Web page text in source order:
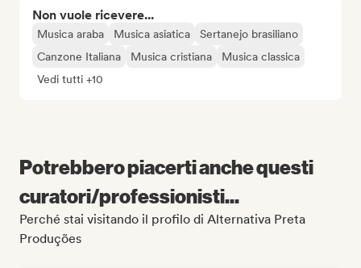
Non vuole ricevere...
Musica araba Musica asiatica
Sertanejo brasiliano
Canzone Italiana
Musica cristiana
Musica classica
Vedi tutti +10
Potrebbero piacerti anche questi
curatori/professionisti...
Perché stai visitando il profilo di Alternativa Preta
Produções